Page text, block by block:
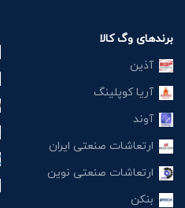
برندهای وگ کالا
آذین
آریا کوپلینگ
آوند
ارتعاشات صنعتی ایران
ارتعاشات صنعتی نوین
بنکن